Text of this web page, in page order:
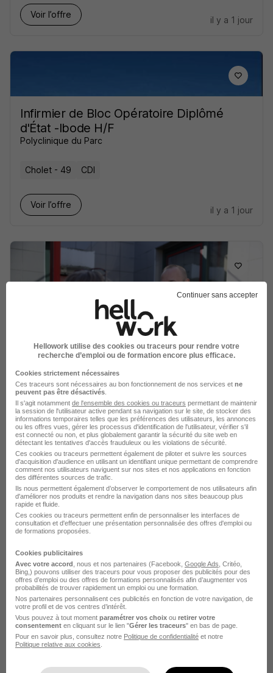
Voir l’offre
il y a 1 jour
Infirmier de Bloc Opératoire Diplômé
d'État -Ibode H/F
Polyclinique du Parc
Cholet - 49 CDI
Voir l’offre
il y a 1 jour
Soyez l'un des premiers à postuler
Agent de Sécurité Mobile H/F
Voir l’offre
il y a 1 jour
Ingénieur Projets Junior H/F
MIGSO-PCUBED
Télétravail occasionnel
Voir l’offre
il y a 2 jours
Continuer sans accepter
Hellowork utilise des cookies ou traceurs pour rendre votre
recherche d’emploi ou de formation encore plus efficace.
Cookies strictement nécessaires
Ces traceurs sont nécessaires au bon fonctionnement de nos services et ne
peuvent pas être désactivés
Il s'agit notamment de l'ensemble des cookies ou traceurs permettant de maintenir
la session de l'utilisateur active pendant sa navigation sur le site, de stocker des
informations temporaires telles que les préférences des utilisateurs, les annonces
ou les offres vues, gérer les processus d'identification de l'utilisateur, vérifier s'il
est connecté ou non, et plus globalement garantir la sécurité du site web en
détectant les tentatives d'accès frauduleux ou les violations de sécurité.
Ces cookies ou traceurs permettent également de piloter et suivre les sources
d'acquisition d'audience en utilisant un identifiant unique permettant de comprendre
comment nos utilisateurs naviguent sur nos sites et nos applications en fonction
des différentes sources de trafic.
Ils nous permettent également d’observer le comportement de nos utilisateurs afin
d'améliorer nos produits et rendre la navigation dans nos sites beaucoup plus
rapide et fluide.
Ces cookies ou traceurs permettent enfin de personnaliser les interfaces de
consultation et d'effectuer une présentation personnalisée des offres d'emploi ou
de formations proposées.
Cookies publicitaires
Avec votre accord , nous et nos partenaires (Facebook, Google Ads , Critéo,
Bing,) pouvons utiliser des traceurs pour vous proposer des publicités pour des
offres d’emploi ou des offres de formations personnalisés afin d’augmenter vos
probabilités de trouver rapidement un emploi ou une formation.
Nos partenaires personnalisent ces publicités en fonction de votre navigation, de
votre profil et de vos centres d’intérêt.
Vous pouvez à tout moment paramétrer vos choix ou retirer votre
consentement en cliquant sur le lien "Gérer les traceurs" en bas de page.
Pour en savoir plus, consultez notre Politique de confidentialité et notre
Politique relative aux cookies